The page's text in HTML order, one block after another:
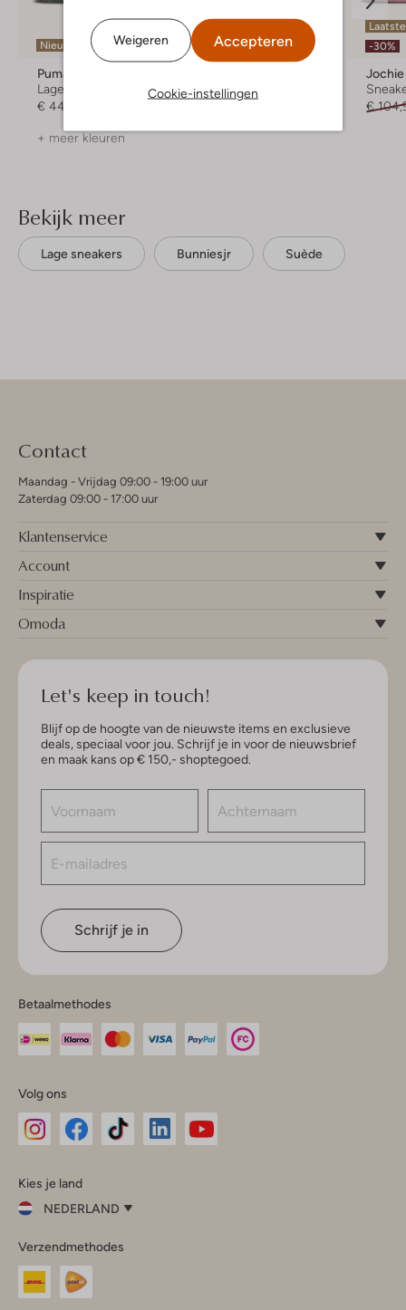
Weigeren Accepteren
Cookie-instellingen
Nieuw
Puma
Lage sneakers
€ 44,99
+ meer kleuren
-20%
Hoge sneakers
-30%
Jochie
€
Bekijk meer
Lage sneakers Bunniesjr Suède
Contact
Maandag - Vrijdag 09:00 - 19:00 uur
Zaterdag 09:00 - 17:00 uur
Klantenservice
Account
Inspiratie
Omoda
Let's keep in touch!
Blijf op de hoogte van de nieuwste items en exclusieve
deals, speciaal voor jou. Schrijf je in voor de nieuwsbrief
en maak kans op € 150,- shoptegoed.
Schrijf je in
Betaalmethodes
Volg ons
InstagramFacebook
Kies je land
NEDERLAND
je
land
Nederland
Verzendmethodes